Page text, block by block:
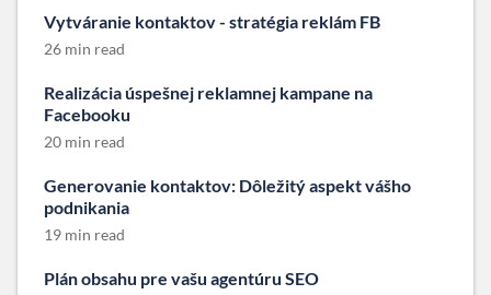
Vytváranie kontaktov - stratégia reklám FB
26 min read
Realizácia úspešnej reklamnej kampane na
Facebooku
20 min read
Generovanie kontaktov: Dôležitý aspekt vášho
podnikania
19 min read
Plán obsahu pre vašu agentúru SEO